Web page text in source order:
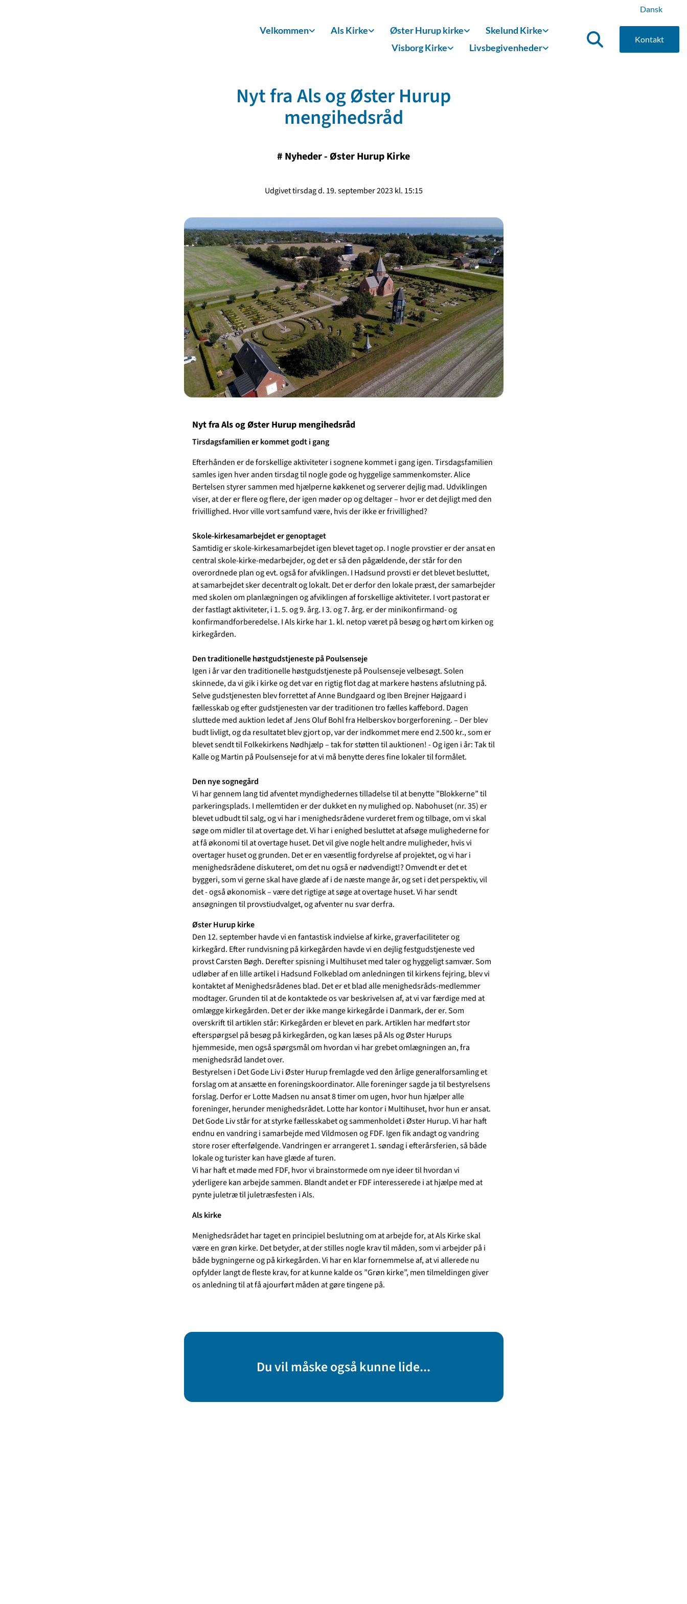
Dansk
Velkommen Als Kirke Øster Hurup kirke
Skelund Kirke
Visborg Kirke
Livsbegivenheder
Kontakt
Nyt fra Als og Øster Hurup
mengihedsråd
# Nyheder - Øster Hurup Kirke
Udgivet tirsdag d. 19. september 2023 kl. 15:15
Nyt fra Als og Øster Hurup mengihedsråd
Tirsdagsfamilien er kommet godt i gang
Efterhånden er de forskellige aktiviteter i sognene kommet i gang igen. Tirsdagsfamilien
samles igen hver anden tirsdag til nogle gode og hyggelige sammenkomster. Alice
Bertelsen styrer sammen med hjælperne køkkenet og serverer dejlig mad. Udviklingen
viser, at der er flere og flere, der igen møder op og deltager – hvor er det dejligt med den
frivillighed. Hvor ville vort samfund være, hvis der ikke er frivillighed?
Skole-kirkesamarbejdet er genoptaget
Samtidig er skole-kirkesamarbejdet igen blevet taget op. I nogle provstier er der ansat en
central skole-kirke-medarbejder, og det er så den pågældende, der står for den
overordnede plan og evt. også for afviklingen. I Hadsund provsti er det blevet besluttet,
at samarbejdet sker decentralt og lokalt. Det er derfor den lokale præst, der samarbejder
med skolen om planlægningen og afviklingen af forskellige aktiviteter. I vort pastorat er
der fastlagt aktiviteter, i 1. 5. og 9. årg. I 3. og 7. årg. er der minikonfirmand- og
konfirmandforberedelse. I Als kirke har 1. kl. netop været på besøg og hørt om kirken og
kirkegården.
Den traditionelle høstgudstjeneste på Poulsenseje
Igen i år var den traditionelle høstgudstjeneste på Poulsenseje velbesøgt. Solen
skinnede, da vi gik i kirke og det var en rigtig flot dag at markere høstens afslutning på.
Selve gudstjenesten blev forrettet af Anne Bundgaard og Iben Brejner Højgaard i
fællesskab og efter gudstjenesten var der traditionen tro fælles kaffebord. Dagen
sluttede med auktion ledet af Jens Oluf Bohl fra Helberskov borgerforening. – Der blev
budt livligt, og da resultatet blev gjort op, var der indkommet mere end 2.500 kr., som er
blevet sendt til Folkekirkens Nødhjælp – tak for støtten til auktionen! - Og igen i år: Tak til
Kalle og Martin på Poulsenseje for at vi må benytte deres fine lokaler til formålet.
Den nye sognegård
Vi har gennem lang tid afventet myndighedernes tilladelse til at benytte ”Blokkerne” til
parkeringsplads. I mellemtiden er der dukket en ny mulighed op. Nabohuset (nr. 35) er
blevet udbudt til salg, og vi har i menighedsrådene vurderet frem og tilbage, om vi skal
søge om midler til at overtage det. Vi har i enighed besluttet at afsøge mulighederne for
at få økonomi til at overtage huset. Det vil give nogle helt andre muligheder, hvis vi
overtager huset og grunden. Det er en væsentlig fordyrelse af projektet, og vi har i
menighedsrådene diskuteret, om det nu også er nødvendigt!? Omvendt er det et
byggeri, som vi gerne skal have glæde af i de næste mange år, og set i det perspektiv, vil
det - også økonomisk – være det rigtige at søge at overtage huset. Vi har sendt
ansøgningen til provstiudvalget, og afventer nu svar derfra.
Øster Hurup kirke
Den 12. september havde vi en fantastisk indvielse af kirke, graverfaciliteter og
kirkegård. Efter rundvisning på kirkegården havde vi en dejlig festgudstjeneste ved
provst Carsten Bøgh. Derefter spisning i Multihuset med taler og hyggeligt samvær. Som
udløber af en lille artikel i Hadsund Folkeblad om anledningen til kirkens fejring, blev vi
kontaktet af Menighedsrådenes blad. Det er et blad alle menighedsråds-medlemmer
modtager. Grunden til at de kontaktede os var beskrivelsen af, at vi var færdige med at
omlægge kirkegården. Det er der ikke mange kirkegårde i Danmark, der er. Som
overskrift til artiklen står: Kirkegården er blevet en park. Artiklen har medført stor
efterspørgsel på besøg på kirkegården, og kan læses på Als og Øster Hurups
hjemmeside, men også spørgsmål om hvordan vi har grebet omlægningen an, fra
menighedsråd landet over.
Bestyrelsen i Det Gode Liv i Øster Hurup fremlagde ved den årlige generalforsamling et
forslag om at ansætte en foreningskoordinator. Alle foreninger sagde ja til bestyrelsens
forslag. Derfor er Lotte Madsen nu ansat 8 timer om ugen, hvor hun hjælper alle
foreninger, herunder menighedsrådet. Lotte har kontor i Multihuset, hvor hun er ansat.
Det Gode Liv står for at styrke fællesskabet og sammenholdet i Øster Hurup. Vi har haft
endnu en vandring i samarbejde med Vildmosen og FDF. Igen fik andagt og vandring
store roser efterfølgende. Vandringen er arrangeret 1. søndag i efterårsferien, så både
lokale og turister kan have glæde af turen.
Vi har haft et møde med FDF, hvor vi brainstormede om nye ideer til hvordan vi
yderligere kan arbejde sammen. Blandt andet er FDF interesserede i at hjælpe med at
pynte juletræ til juletræsfesten i Als.
Als kirke
Menighedsrådet har taget en principiel beslutning om at arbejde for, at Als Kirke skal
være en grøn kirke. Det betyder, at der stilles nogle krav til måden, som vi arbejder på i
både bygningerne og på kirkegården. Vi har en klar fornemmelse af, at vi allerede nu
opfylder langt de fleste krav, for at kunne kalde os ”Grøn kirke”, men tilmeldingen giver
os anledning til at få ajourført måden at gøre tingene på.
Du vil måske også kunne lide...